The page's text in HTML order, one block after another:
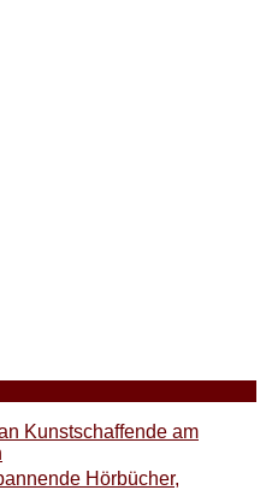
Kunstschaffende am
Hörbücher,